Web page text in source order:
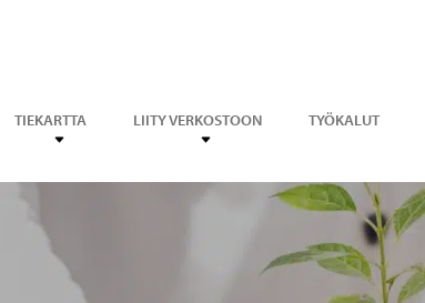
TIEKARTTA LIITY VERKOSTOON TYÖKALUT